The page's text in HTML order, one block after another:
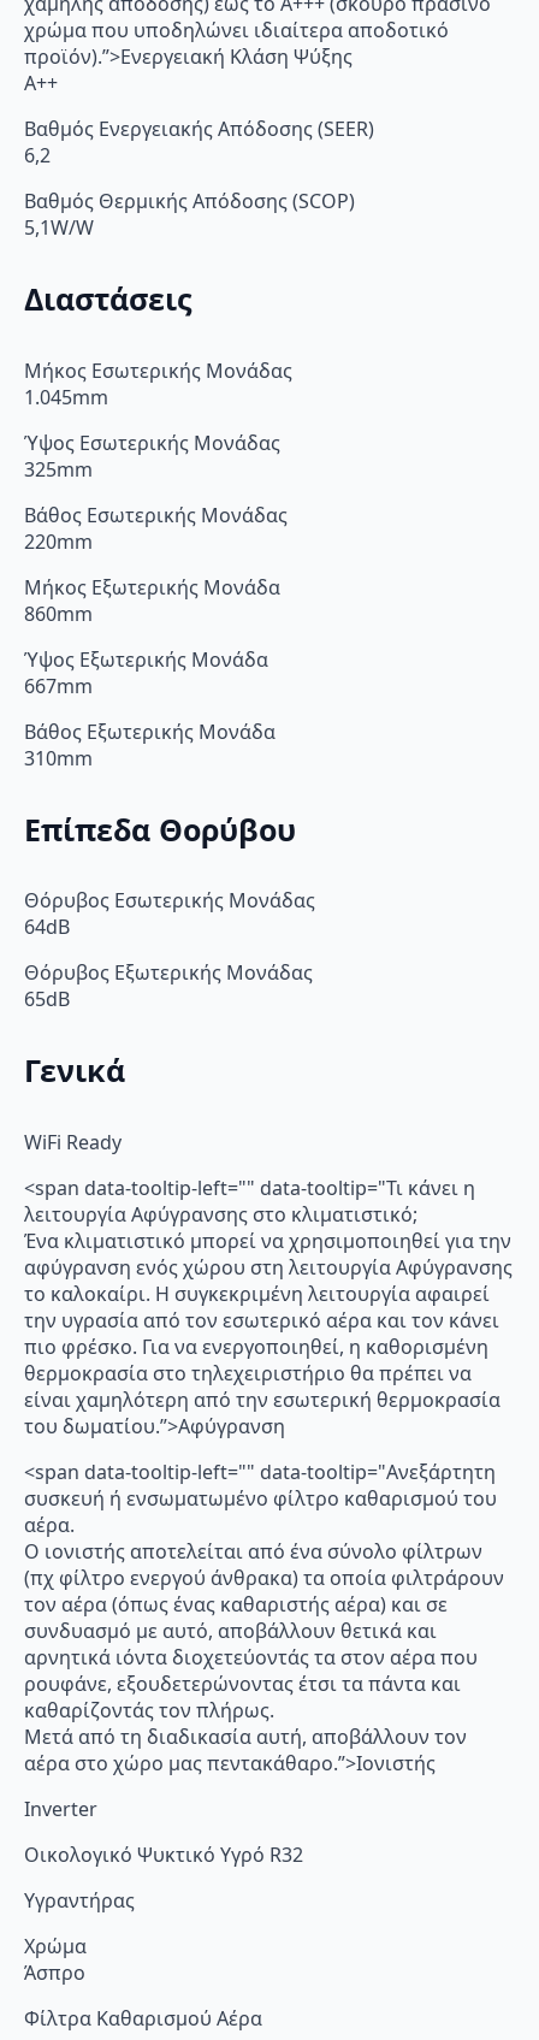
χρώμα που υποδηλώνει ιδιαίτερα αποδοτικό
προϊόν).”>Ενεργειακή Κλάση Ψύξης
A++
Βαθμός Ενεργειακής Απόδοσης (SEER)
6,2
Βαθμός Θερμικής Απόδοσης (SCOP)
5,1W/W
Διαστάσεις
Μήκος Εσωτερικής Μονάδας
1.045mm
Ύψος Εσωτερικής Μονάδας
325mm
Βάθος Εσωτερικής Μονάδας
220mm
Μήκος Εξωτερικής Μονάδα
860mm
Ύψος Εξωτερικής Μονάδα
667mm
Βάθος Εξωτερικής Μονάδα
310mm
Επίπεδα Θορύβου
Θόρυβος Εσωτερικής Μονάδας
64dB
Θόρυβος Εξωτερικής Μονάδας
65dB
Γενικά
WiFi Ready
<span data-tooltip-left="" data-tooltip="Τι κάνει η
λειτουργία Αφύγρανσης στο κλιματιστικό;
Ένα κλιματιστικό μπορεί να χρησιμοποιηθεί για την
αφύγρανση ενός χώρου στη λειτουργία Αφύγρανσης
το καλοκαίρι. Η συγκεκριμένη λειτουργία αφαιρεί
την υγρασία από τον εσωτερικό αέρα και τον κάνει
πιο φρέσκο. Για να ενεργοποιηθεί, η καθορισμένη
θερμοκρασία στο τηλεχειριστήριο θα πρέπει να
είναι χαμηλότερη από την εσωτερική θερμοκρασία
του δωματίου.”>Αφύγρανση
<span data-tooltip-left="" data-tooltip="Ανεξάρτητη
συσκευή ή ενσωματωμένο φίλτρο καθαρισμού του
αέρα.
Ο ιονιστής αποτελείται από ένα σύνολο φίλτρων
(πχ φίλτρο ενεργού άνθρακα) τα οποία φιλτράρουν
τον αέρα (όπως ένας καθαριστής αέρα) και σε
συνδυασμό με αυτό, αποβάλλουν θετικά και
αρνητικά ιόντα διοχετεύοντάς τα στον αέρα που
ρουφάνε, εξουδετερώνοντας έτσι τα πάντα και
καθαρίζοντάς τον πλήρως.
Μετά από τη διαδικασία αυτή, αποβάλλουν τον
αέρα στο χώρο μας πεντακάθαρο.”>Ιονιστής
Inverter
Οικολογικό Ψυκτικό Υγρό R32
Υγραντήρας
Χρώμα
Άσπρο
Φίλτρα Καθαρισμού Αέρα